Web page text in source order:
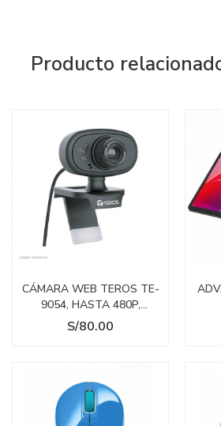
Producto
CÁMARA WEB TEROS TE-
9054, HASTA 480P,
MICRÓFONO
INCORPORADO, USB 2.0
Precio
S/80.00